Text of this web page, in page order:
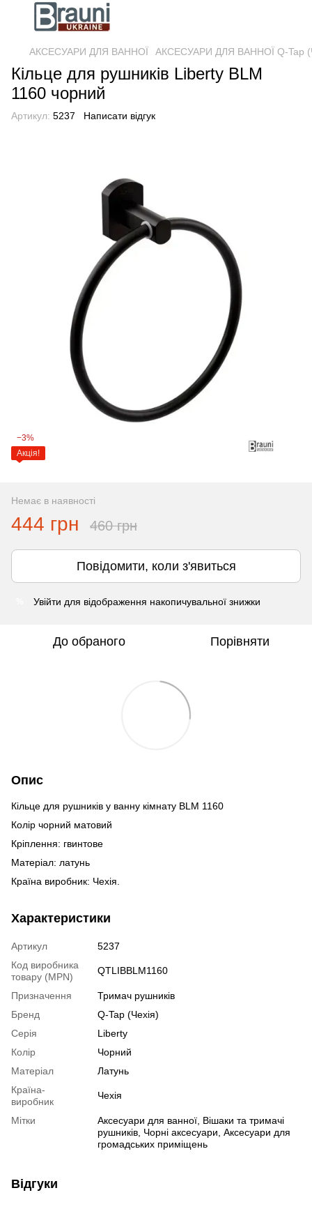
АКСЕСУАРИ ДЛЯ ВАННОЇ АКСЕСУАРИ ДЛЯ ВАННОЇ Q-Tap
Кільце для рушників Liberty BLM
1160 чорний
Артикул: 5237 Написати відгук
−3%
Акція!
Немає в наявності
444 грн 460 грн
Повідомити, коли з'явиться
Увійти для відображення накопичувальної знижки
До обраного Порівняти
Опис
Кільце для рушників у ванну кімнату BLM 1160
Колір чорний матовий
Кріплення: гвинтове
Матеріал: латунь
Країна виробник: Чехія.
Характеристики
Артикул
5237
Код виробника
товару (MPN)
QTLIBBLM1160
Призначення
Тримач рушників
Бренд
Q-Tap (Чехія)
Серія
Liberty
Колір
Чорний
Матеріал
Латунь
Країна-
виробник
Чехія
Мітки
Аксесуари для ванної, Вішаки та тримачі
рушників, Чорні аксесуари, Аксесуари для
громадських приміщень
Відгуки